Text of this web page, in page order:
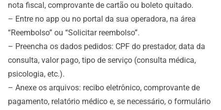
nota fiscal, comprovante de cartão ou boleto quitado.
– Entre no app ou no portal da sua operadora, na área
“Reembolso” ou “Solicitar reembolso”.
– Preencha os dados pedidos: CPF do prestador, data da
consulta, valor pago, tipo de serviço (consulta médica,
psicologia, etc.).
– Anexe os arquivos: recibo eletrônico, comprovante de
pagamento, relatório médico e, se necessário, o formulário